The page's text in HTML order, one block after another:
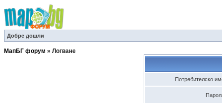
Добре дошли
МапБГ форум » Логване
Потребителско